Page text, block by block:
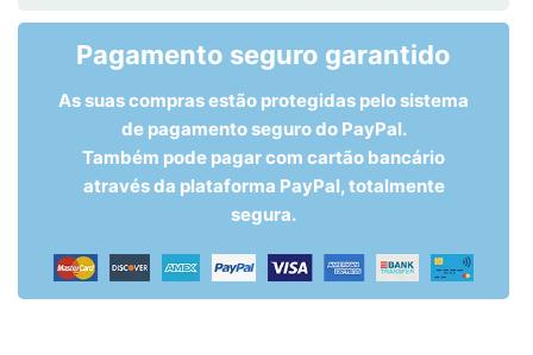
Pagamento seguro garantido
As suas compras estão protegidas pelo sistema
de pagamento seguro do PayPal.
Também pode pagar com cartão bancário
através da plataforma PayPal, totalmente
segura.